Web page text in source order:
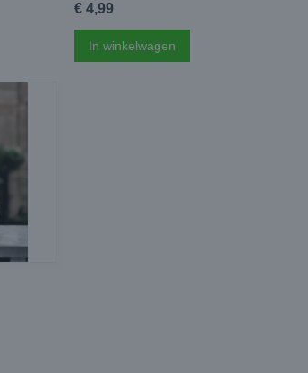
€ 4,99
In winkelwagen